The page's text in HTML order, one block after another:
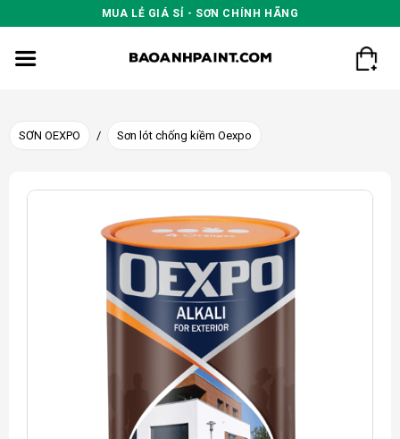
to
content
MUA LẺ GIÁ SỈ - SƠN CHÍNH HÃNG
SƠN OEXPO / Sơn lót chống kiềm Oexpo